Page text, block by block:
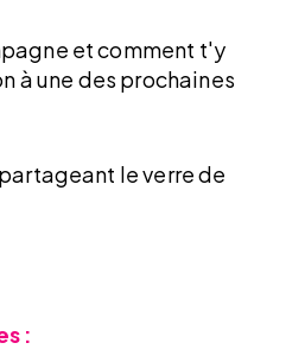
et comment t'y
à une des prochaines
le verre de
: